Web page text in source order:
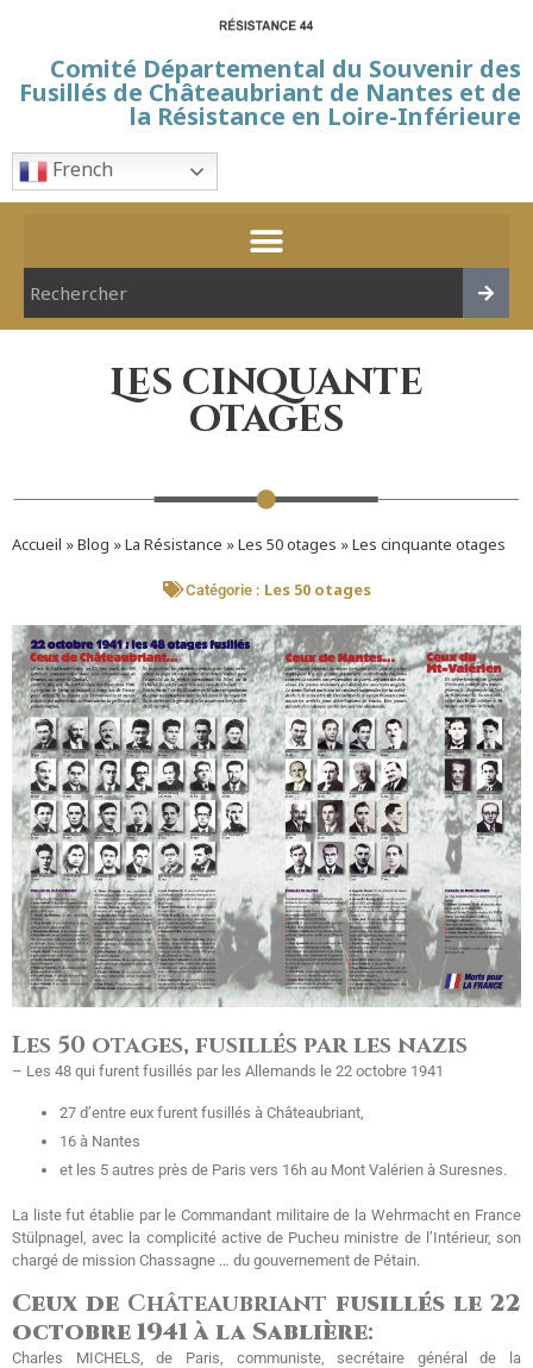
Comité Départemental du Souvenir des
Fusillés de Châteaubriant de Nantes et de
la Résistance en Loire-Inférieure
French
Les cinquante
otages
Accueil »Blog »La Résistance »Les 50 otages »Les cinquante otages
Catégorie : Les 50 otages
Les 50 otages, fusillés par les nazis
– Les 48 qui furent fusillés par les Allemands le 22 octobre 1941
27 d’entre eux furent fusillés à Châteaubriant,
16 à Nantes
et les 5 autres près de Paris vers 16h au Mont Valérien à Suresnes.
La liste fut établie par le Commandant militaire de la Wehrmacht en France
Stülpnagel, avec la complicité active de Pucheu ministre de l’Intérieur, son
chargé de mission Chassagne … du gouvernement de Pétain.
Ceux de Châteaubriant fusillés le 22
octobre 1941 à la Sablière:
Charles MICHELS, de Paris, communiste, secrétaire général de la